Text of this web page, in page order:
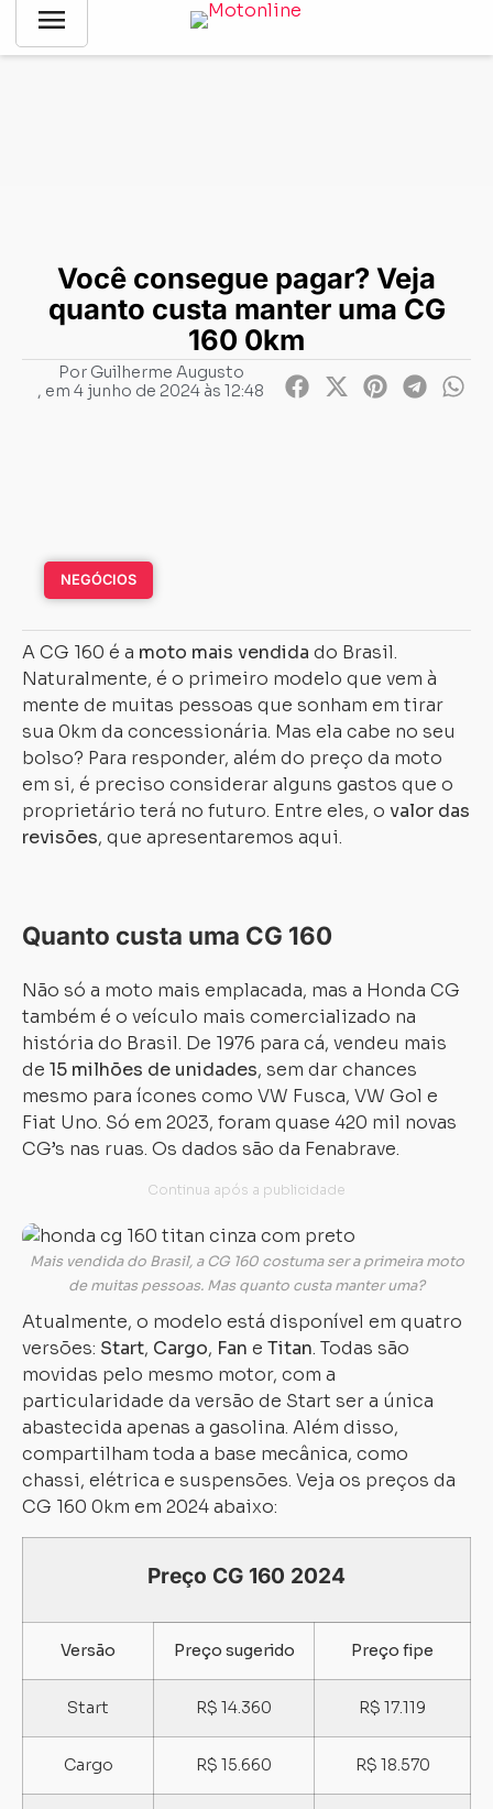
menu
Notícias -Você consegue pagar? Veja quanto
Você consegue pagar? Veja
quanto custa manter uma CG
160 0km
PorGuilherme Augusto
, em 4 junho de 2024 às 12:48
NEGÓCIOS
A CG 160 é a moto mais vendida do Brasil.
Naturalmente, é o primeiro modelo que vem à
mente de muitas pessoas que sonham em tirar
sua 0km da concessionária. Mas ela cabe no seu
bolso? Para responder, além do preço da moto
em si, é preciso considerar alguns gastos que o
proprietário terá no futuro. Entre eles, o valor das
revisões, que apresentaremos aqui.
Quanto custa uma CG 160
Não só a moto mais emplacada, mas a Honda CG
também é o veículo mais comercializado na
história do Brasil. De 1976 para cá, vendeu mais
de 15 milhões de unidades, sem dar chances
mesmo para ícones como VW Fusca, VW Gol e
Fiat Uno. Só em 2023, foram quase 420 mil novas
CG’s nas ruas. Os dados são da Fenabrave.
Mais vendida do Brasil, a CG 160 costuma ser a primeira moto
de muitas pessoas. Mas quanto custa manter uma?
Atualmente, o modelo está disponível em quatro
versões: Start, Cargo, Fan e Titan. Todas são
movidas pelo mesmo motor, com a
particularidade da versão de Start ser a única
abastecida apenas a gasolina. Além disso,
compartilham toda a base mecânica, como
chassi, elétrica e suspensões. Veja os preços da
CG 160 0km em 2024 abaixo:
Preço CG 160 2024
Versão Preço sugerido Preço fipe
Start R$ 14.360 R$ 17.119
Cargo R$ 15.660 R$ 18.570